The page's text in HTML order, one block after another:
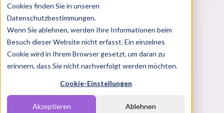
Cookies finden Sie in unseren
Datenschutzbestimmungen.
Wenn Sie ablehnen, werden Ihre Informationen beim
Besuch dieser Website nicht erfasst. Ein einzelnes
Cookie wird in Ihrem Browser gesetzt, um daran zu
erinnern, dass Sie nicht nachverfolgt werden möchten.
Cookie-Einstellungen
Akzeptieren Ablehnen
Login